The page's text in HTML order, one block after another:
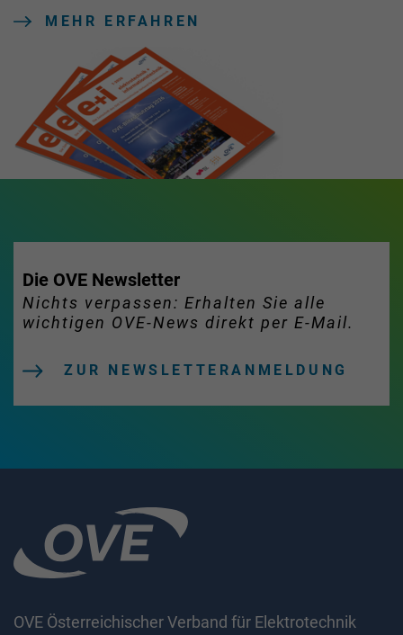
MEHR ERFAHREN
Die OVE Newsletter
Nichts verpassen: Erhalten Sie alle
wichtigen OVE-News direkt per E-Mail.
ZUR NEWSLETTERANMELDUNG
OVE Österreichischer Verband für Elektrotechnik